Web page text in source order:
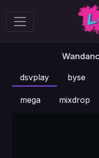
dsvplay byse
mega mixdrop